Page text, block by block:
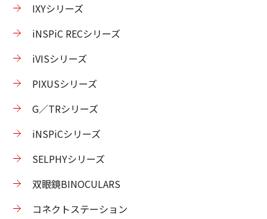
IXYシリーズ
iNSPiC RECシリーズ
iVISシリーズ
PIXUSシリーズ
G／TRシリーズ
iNSPiCシリーズ
SELPHYシリーズ
双眼鏡BINOCULARS
コネクトステーション